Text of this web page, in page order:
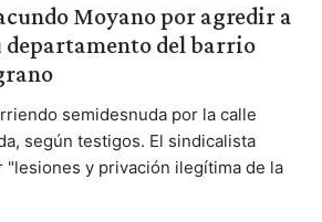
Moyano por agredir a
departamento del barrio
semidesnuda por la calle
según testigos. El sindicalista
"lesiones y privación ilegítima de la